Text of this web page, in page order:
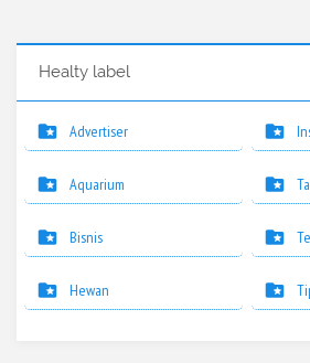
Healty label
Advertiser
Aquarium
Bisnis
Hewan